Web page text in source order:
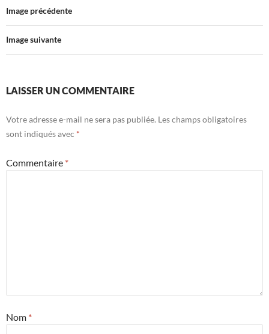
Image précédente
Image suivante
LAISSER UN COMMENTAIRE
Votre adresse e-mail ne sera pas publiée. Les champs obligatoires
sont indiqués avec *
Commentaire *
Nom *